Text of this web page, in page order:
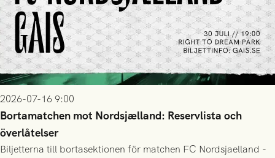
2026-07-16 9:00
Bortamatchen mot Nordsjælland: Reservlista och
överlåtelser
Biljetterna till bortasektionen för matchen FC Nordsjaelland -